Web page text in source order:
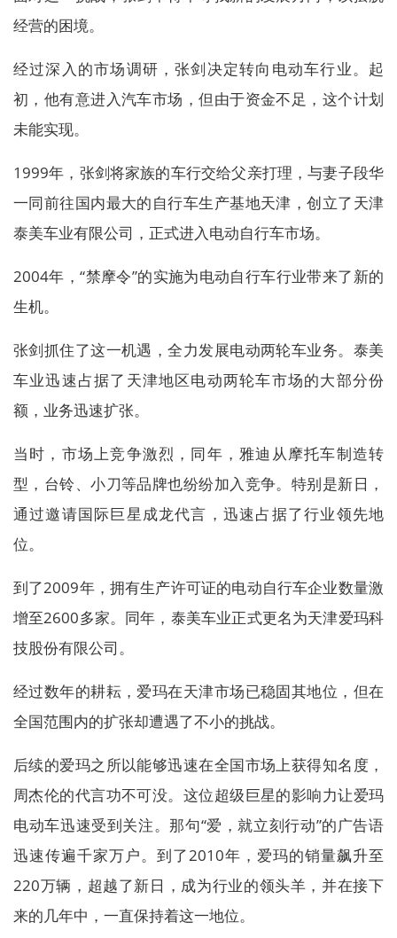
经营的困境。
经过深入的市场调研，张剑决定转向电动车行业。起
初，他有意进入汽车市场，但由于资金不足，这个计划
未能实现。
1999年，张剑将家族的车行交给父亲打理，与妻子段华
一同前往国内最大的自行车生产基地天津，创立了天津
泰美车业有限公司，正式进入电动自行车市场。
2004年，“禁摩令”的实施为电动自行车行业带来了新的
生机。
张剑抓住了这一机遇，全力发展电动两轮车业务。泰美
车业迅速占据了天津地区电动两轮车市场的大部分份
额，业务迅速扩张。
当时，市场上竞争激烈，同年，雅迪从摩托车制造转
型，台铃、小刀等品牌也纷纷加入竞争。特别是新日，
通过邀请国际巨星成龙代言，迅速占据了行业领先地
位。
到了2009年，拥有生产许可证的电动自行车企业数量激
增至2600多家。同年，泰美车业正式更名为天津爱玛科
技股份有限公司。
经过数年的耕耘，爱玛在天津市场已稳固其地位，但在
全国范围内的扩张却遭遇了不小的挑战。
后续的爱玛之所以能够迅速在全国市场上获得知名度，
周杰伦的代言功不可没。这位超级巨星的影响力让爱玛
电动车迅速受到关注。那句“爱，就立刻行动”的广告语
迅速传遍千家万户。到了2010年，爱玛的销量飙升至
220万辆，超越了新日，成为行业的领头羊，并在接下
来的几年中，一直保持着这一地位。